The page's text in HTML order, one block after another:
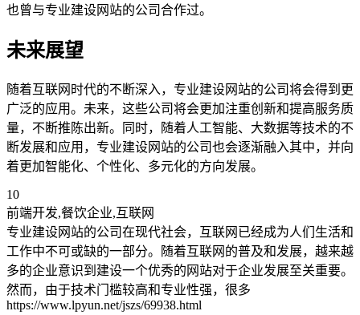
也曾与专业建设网站的公司合作过。
未来展望
随着互联网时代的不断深入，专业建设网站的公司将会得到更
广泛的应用。未来，这些公司将会更加注重创新和提高服务质
量，不断推陈出新。同时，随着人工智能、大数据等技术的不
断发展和应用，专业建设网站的公司也会逐渐融入其中，并向
着更加智能化、个性化、多元化的方向发展。
10
前端开发,餐饮企业,互联网
专业建设网站的公司在现代社会，互联网已经成为人们生活和
工作中不可或缺的一部分。随着互联网的普及和发展，越来越
多的企业意识到建设一个优秀的网站对于企业发展至关重要。
然而，由于技术门槛较高和专业性强，很多
https://www.lpyun.net/jszs/69938.html